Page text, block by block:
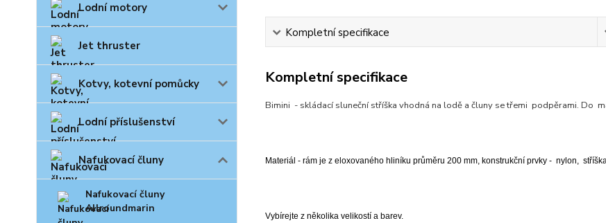
Lodní motory
Jet thruster
Kotvy, kotevní pomůcky
Lodní příslušenství
Nafukovací čluny
Nafukovací čluny
Allroundmarin
Kompletní specifikace
Kompletní specifikace
Bimini - skládací sluneční stříška vhodná na lodě a čluny se třemi podpěrami. Do
Materiál - rám je z eloxovaného hliníku průměru 200 mm, konstrukční prvky - nylon,
Vybírejte z několika velikostí a barev.